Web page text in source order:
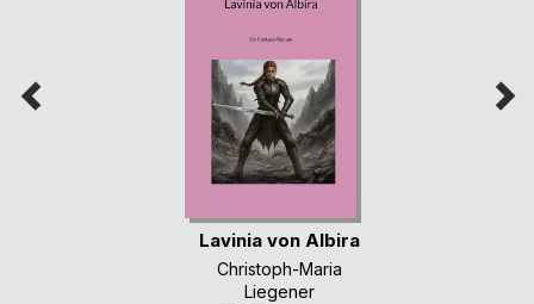
Lavinia von Albira
Christoph-Maria
Liegener